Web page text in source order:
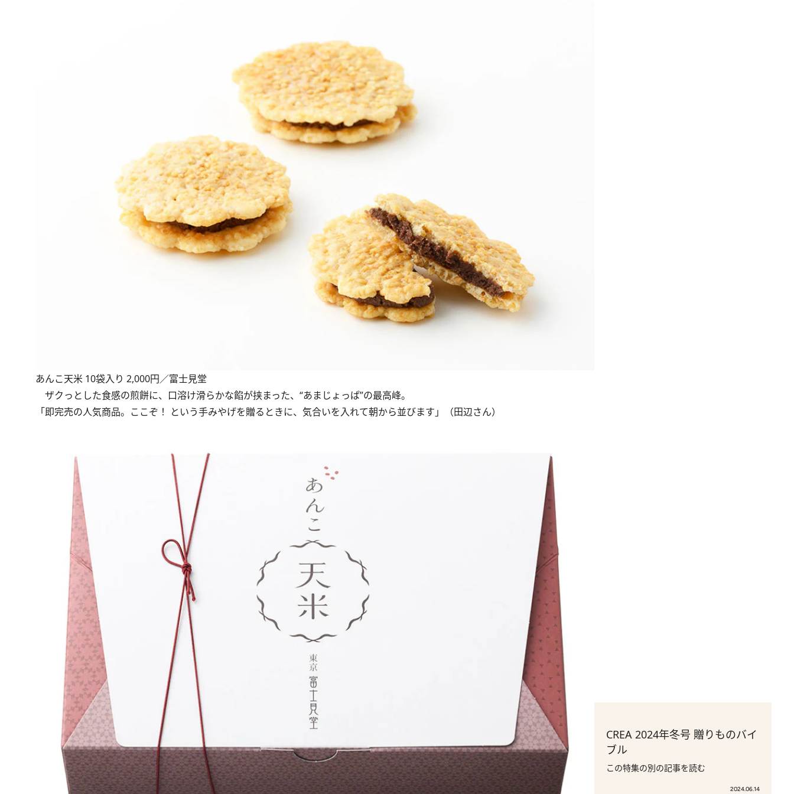
あんこ天米 10袋入り 2,000円／富士見堂
ザクっとした食感の煎餅に、口溶け滑らかな餡が挟まった、“あまじょっぱ”の最高峰。
「即完売の人気商品。ここぞ！ という手みやげを贈るときに、気合いを入れて朝から並びます」（田辺さん）
CREA 2024年冬号 贈りものバイ
ブル
この特集の別の記事を読む
2024.06.14